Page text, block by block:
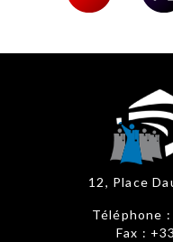
12, Place
Téléphone
Fax :